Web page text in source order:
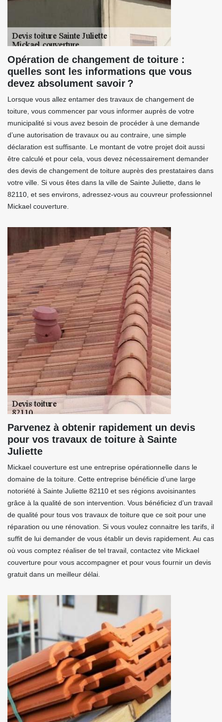
Opération de changement de toiture :
quelles sont les informations que vous
devez absolument savoir ?
Lorsque vous allez entamer des travaux de changement de
toiture, vous commencer par vous informer auprès de votre
municipalité si vous avez besoin de procéder à une demande
d’une autorisation de travaux ou au contraire, une simple
déclaration est suffisante. Le montant de votre projet doit aussi
être calculé et pour cela, vous devez nécessairement demander
des devis de changement de toiture auprès des prestataires dans
votre ville. Si vous êtes dans la ville de Sainte Juliette, dans le
82110, et ses environs, adressez-vous au couvreur professionnel
Mickael couverture.
Parvenez à obtenir rapidement un devis
pour vos travaux de toiture à Sainte
Juliette
Mickael couverture est une entreprise opérationnelle dans le
domaine de la toiture. Cette entreprise bénéficie d’une large
notoriété à Sainte Juliette 82110 et ses régions avoisinantes
grâce à la qualité de son intervention. Vous bénéficiez d’un travail
de qualité pour tous vos travaux de toiture que ce soit pour une
réparation ou une rénovation. Si vous voulez connaitre les tarifs, il
suffit de lui demander de vous établir un devis rapidement. Au cas
où vous comptez réaliser de tel travail, contactez vite Mickael
couverture pour vous accompagner et pour vous fournir un devis
gratuit dans un meilleur délai.